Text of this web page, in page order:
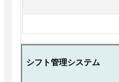
シフト管理システム